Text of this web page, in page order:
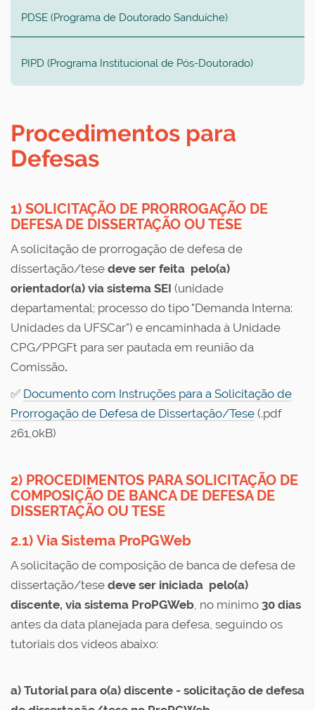
PDSE (Programa de Doutorado Sanduíche)
PIPD (Programa Institucional de Pós-Doutorado)
Procedimentos para
Defesas
1) SOLICITAÇÃO DE PRORROGAÇÃO DE
DEFESA DE DISSERTAÇÃO OU TESE
A solicitação de prorrogação de defesa de
dissertação/tese deve ser feita pelo(a)
orientador(a) via sistema SEI (unidade
departamental; processo do tipo "Demanda Interna:
Unidades da UFSCar") e encaminhada à Unidade
CPG/PPGFt para ser pautada em reunião da
Comissão.
✅ Documento com Instruções para a Solicitação de
Prorrogação de Defesa de Dissertação/Tese (.pdf
261,0kB)
2) PROCEDIMENTOS PARA SOLICITAÇÃO DE
COMPOSIÇÃO DE BANCA DE DEFESA DE
DISSERTAÇÃO OU TESE
2.1) Via Sistema ProPGWeb
A solicitação de composição de banca de defesa de
dissertação/tese deve ser iniciada pelo(a)
discente, via sistema ProPGWeb, no mínimo 30 dias
antes da data planejada para defesa, seguindo os
tutoriais dos vídeos abaixo:
a) Tutorial para o(a) discente - solicitação de defesa